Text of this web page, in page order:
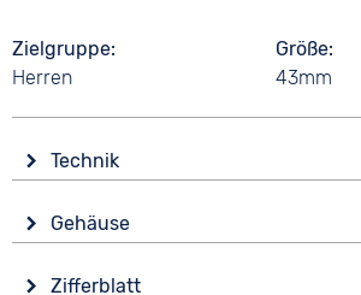
Zielgruppe
Herren
Größe
43mm
Technik
Batterie (Quarz)
Wasserdicht
Gehäuse
Zifferblatt